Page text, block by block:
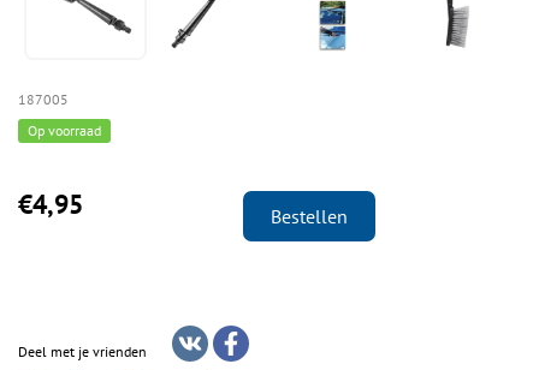
187005
Op voorraad
€4,95 Bestellen
Deel met je vrienden